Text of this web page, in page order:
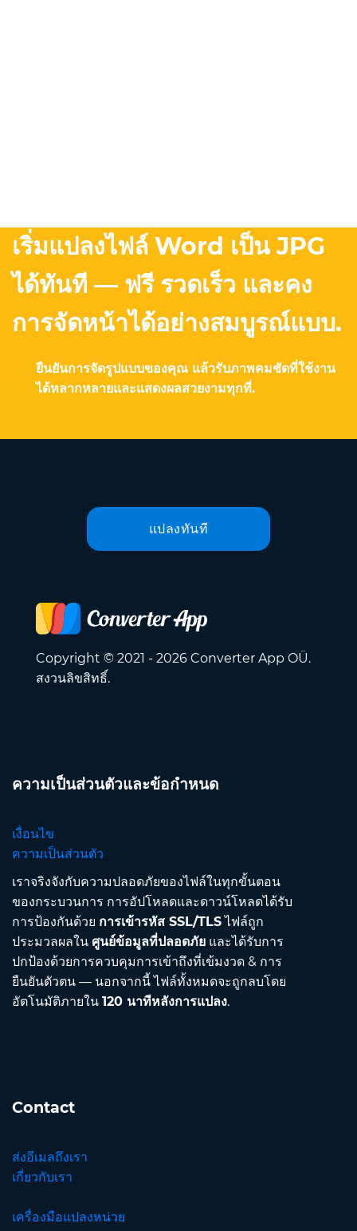
เริ่มแปลงไฟล์ Word เป็น JPG
ได้ทันที — ฟรี รวดเร็ว และคง
การจัดหน้าได้อย่างสมบูรณ์แบบ.
ยืนยันการจัดรูปแบบของคุณ แล้วรับภาพคมชัดที่ใช้งาน
ได้หลากหลายและแสดงผลสวยงามทุกที่.
แปลงทันที
Copyright © 2021 - 2026 Converter App OÜ.
สงวนลิขสิทธิ์.
ความเป็นส่วนตัวและข้อกำหนด
เงื่อนไข
ความเป็นส่วนตัว
เราจริงจังกับความปลอดภัยของไฟล์ในทุกขั้นตอน
ของกระบวนการ การอัปโหลดและดาวน์โหลดได้รับ
การป้องกันด้วย การเข้ารหัส SSL/TLSไฟล์ถูก
ประมวลผลใน ศูนย์ข้อมูลที่ปลอดภัย และได้รับการ
ปกป้องด้วยการควบคุมการเข้าถึงที่เข้มงวด & การ
ยืนยันตัวตน — นอกจากนี้ ไฟล์ทั้งหมดจะถูกลบโดย
อัตโนมัติภายใน 120 นาทีหลังการแปลง.
Contact
ส่งอีเมลถึงเรา
เกี่ยวกับเรา
เครื่องมือแปลงหน่วย